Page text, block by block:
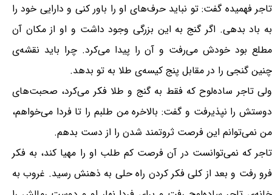
تاجر فهمیده گفت: تو نباید حرف‌های او را باور کنی و دارایی خود را
به باد بدهی. اگر گنج به این بزرگی وجود داشت و او از مکان آن
مطلع بود خودش می‌رفت و آن را پیدا می‌کرد. چرا باید نقشه‌ی
چنین گنجی را در مقابل پنج کیسه‌ی طلا به تو بدهد.
ولی تاجر ساده‌لوح که فقط به گنج و طلا فکر می‌کرد، صحبت‌های
دوستش را نپذیرفت و گفت: بالاخره من طلبم را تا فردا می‌خواهم،
من نمی‌توانم این فرصت ثروتمند شدن را از دست بدهم.
تاجر که نمی‌توانست در آن فرصت کم طلب او را مهیا کند، به فکر
فرو رفت و بعد از کلی فکر کردن راه حلی به ذهنش رسید. غروب به